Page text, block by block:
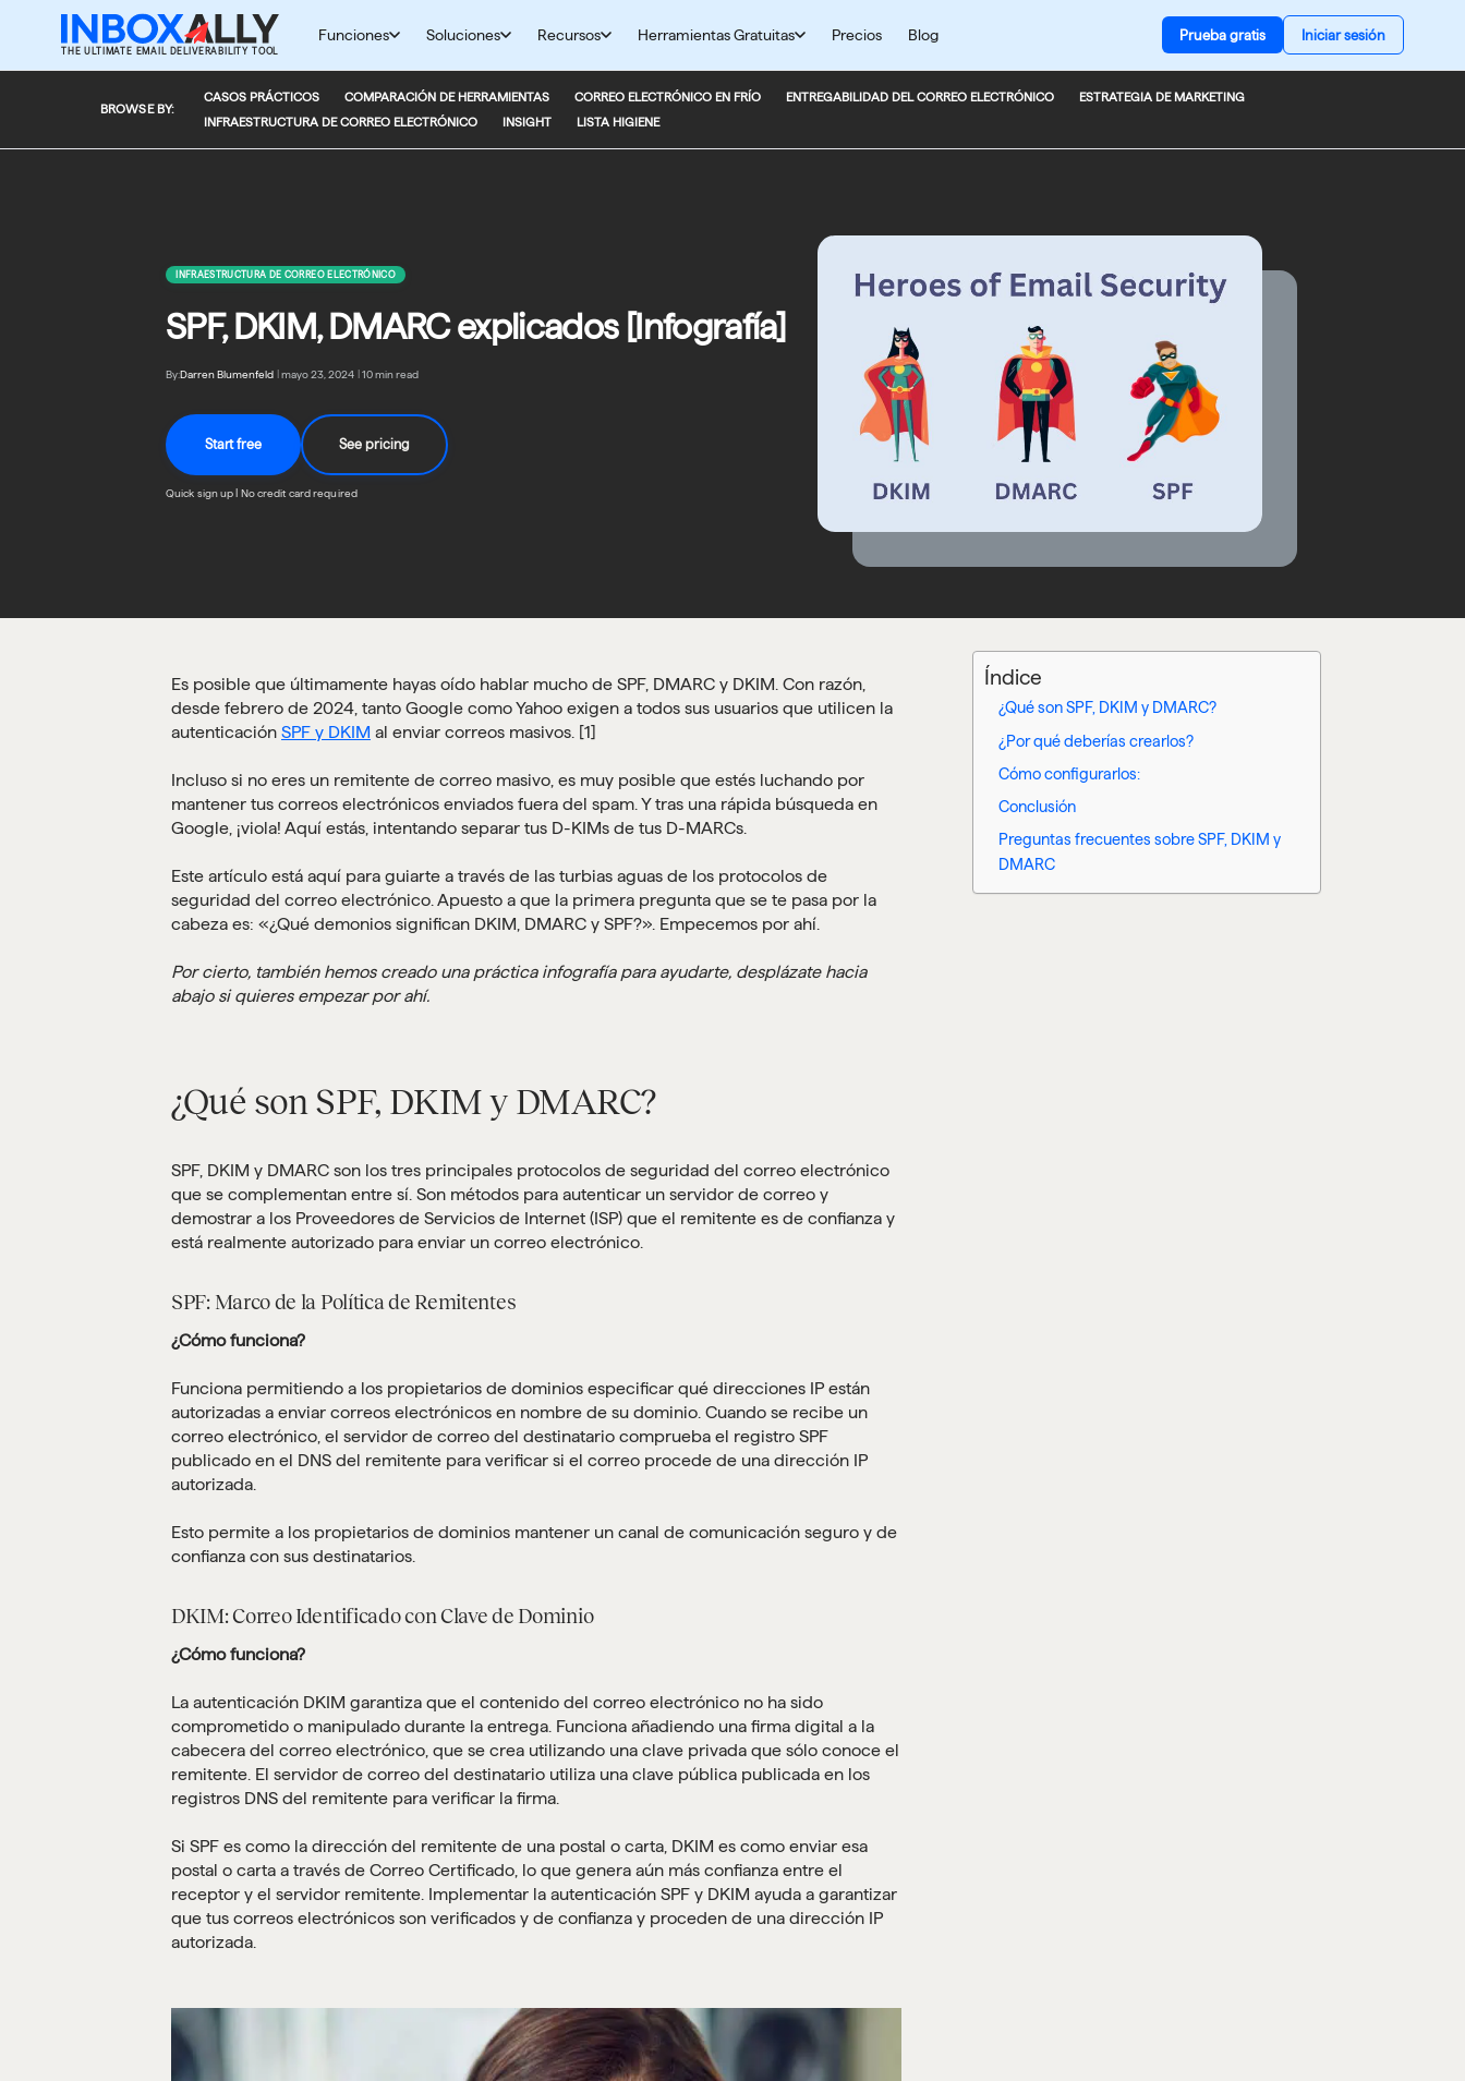
contenidoTHE ULTIMATE EMAIL DELIVERABILITY TOOL
Funciones Soluciones Recursos Herramientas Gratuitas Precios Blog Prueba gratis Iniciar sesión
BROWSE BY:
CASOS PRÁCTICOS COMPARACIÓN DE HERRAMIENTAS CORREO ELECTRÓNICO EN FRÍO ENTREGABILIDAD DEL CORREO ELECTRÓNICO
ESTRATEGIA DE MARKETING
INFRAESTRUCTURA DE CORREO ELECTRÓNICO
INSIGHT LISTA HIGIENE
INFRAESTRUCTURA DE CORREO ELECTRÓNICO
SPF, DKIM, DMARC explicados [Infografía]
By:Darren Blumenfeld mayo 23, 2024 10 min read
Start free See pricing
Quick sign up | No credit card required
Es posible que últimamente hayas oído hablar mucho de SPF, DMARC y DKIM. Con razón,
desde febrero de 2024, tanto Google como Yahoo exigen a todos sus usuarios que utilicen la
autenticación SPF y DKIM al enviar correos masivos. [1]
Incluso si no eres un remitente de correo masivo, es muy posible que estés luchando por
mantener tus correos electrónicos enviados fuera del spam. Y tras una rápida búsqueda en
Google, ¡viola! Aquí estás, intentando separar tus D-KIMs de tus D-MARCs.
Este artículo está aquí para guiarte a través de las turbias aguas de los protocolos de
seguridad del correo electrónico. Apuesto a que la primera pregunta que se te pasa por la
cabeza es: «¿Qué demonios significan DKIM, DMARC y SPF?». Empecemos por ahí.
Por cierto, también hemos creado una práctica infografía para ayudarte, desplázate hacia
abajo si quieres empezar por ahí.
¿Qué son SPF, DKIM y DMARC?
SPF, DKIM y DMARC son los tres principales protocolos de seguridad del correo electrónico
que se complementan entre sí. Son métodos para autenticar un servidor de correo y
demostrar a los Proveedores de Servicios de Internet (ISP) que el remitente es de confianza y
está realmente autorizado para enviar un correo electrónico.
SPF: Marco de la Política de Remitentes
¿Cómo funciona?
Funciona permitiendo a los propietarios de dominios especificar qué direcciones IP están
autorizadas a enviar correos electrónicos en nombre de su dominio. Cuando se recibe un
correo electrónico, el servidor de correo del destinatario comprueba el registro SPF
publicado en el DNS del remitente para verificar si el correo procede de una dirección IP
autorizada.
Esto permite a los propietarios de dominios mantener un canal de comunicación seguro y de
confianza con sus destinatarios.
DKIM: Correo Identificado con Clave de Dominio
¿Cómo funciona?
La autenticación DKIM garantiza que el contenido del correo electrónico no ha sido
comprometido o manipulado durante la entrega. Funciona añadiendo una firma digital a la
cabecera del correo electrónico, que se crea utilizando una clave privada que sólo conoce el
remitente. El servidor de correo del destinatario utiliza una clave pública publicada en los
registros DNS del remitente para verificar la firma.
Si SPF es como la dirección del remitente de una postal o carta, DKIM es como enviar esa
postal o carta a través de Correo Certificado, lo que genera aún más confianza entre el
receptor y el servidor remitente. Implementar la autenticación SPF y DKIM ayuda a garantizar
que tus correos electrónicos son verificados y de confianza y proceden de una dirección IP
autorizada.
Índice
¿Qué son SPF, DKIM y DMARC?
¿Por qué deberías crearlos?
Cómo configurarlos:
Conclusión
Preguntas frecuentes sobre SPF, DKIM y
DMARC